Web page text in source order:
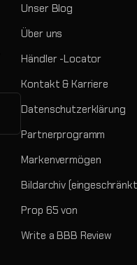
Unser Blog
Über uns
Händler -Locator
Kontakt & Karriere
Datenschutzerklärung
Partnerprogramm
Markenvermögen
Bildarchiv
Prop 65 von
Write a BBB Review